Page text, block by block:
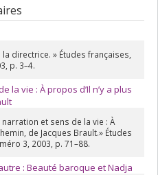
directrice. » Études françaises,
p. 3–4.
la vie : À propos d’Il n’y a plus
et sens de la vie : À
de Jacques Brault.» Études
3, 2003, p. 71–88.
: Beauté baroque et Nadja